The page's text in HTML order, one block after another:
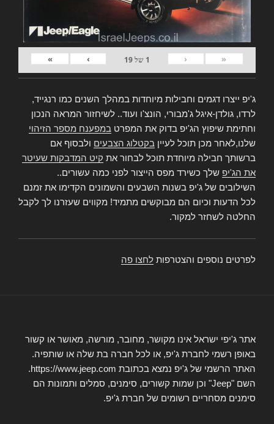
«
‹
1 של19
›
»
ג'יפ ייצרו דגמים וחבילות מיוחדות במהלך השנים כמו רנגייד,
לרדו, גולדן-איגל ג'מבורי, הונצ'ו ועוד.. לשיחזור המראה הנכון
וחתימת שיפוץ הג'יפ בדוק את המפרט במפענח מספר הזיהוי
שלנו,לאחר מכן תוכל לעיין בקטלוג הצבעים ולבסוף אם
ברשותך חבילה מיוחדת תוכל לבחור את קיט המדבקות שעיטר
את הג'יפ שלך כשירד מפס הייצור לפני כמה עשורים..
השילובים של ג'יפ בשנות השבעים והשמונים הקדימו את זמנם
לכל הדעות וכיום הם מבוקשים מתמיד! מקווים שעזרנו לך לקבל
החלטה לשחזר למקור.
לפרטים נוספים והצטרפות לחצו פה
אתר ג'יפי ישראל אינו מקושר, מחובר, מורשה, מאושר או קשור
באופן רשמי לחברת ג'יפ, או לכל חברה בת שלה או שותפיה.
האתר הרשמי של ג'יפ נמצא בכתובת https://www.jeep.com.
השם "Jeep" וכן שמות קשורים, סימנים, סמלים ותמונות הם
סימנים מסחריים רשומים של חברת ג'יפ.